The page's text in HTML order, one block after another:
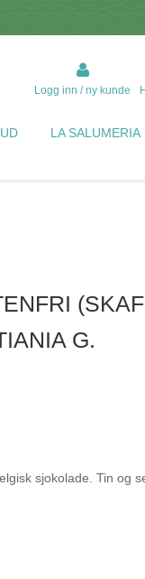
Logg inn / ny kunde
LA SALUMERIA
G.
sjokolade. Tin og